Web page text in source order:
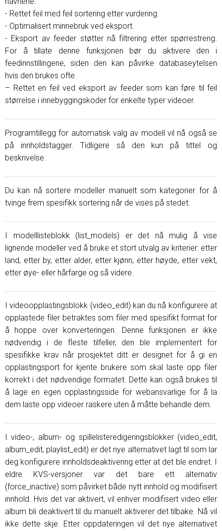
- Rettet feil med feil sortering etter vurdering.
- Optimalisert minnebruk ved eksport.
- Eksport av feeder støtter nå filtrering etter spørrestreng.
For å tillate denne funksjonen bør du aktivere den i
feedinnstillingene, siden den kan påvirke databaseytelsen
hvis den brukes ofte.
– Rettet en feil ved eksport av feeder som kan føre til feil
størrelse i innebyggingskoder for enkelte typer videoer.
Programtillegg for automatisk valg av modell vil nå også se
på innholdstagger. Tidligere så den kun på tittel og
beskrivelse.
Du kan nå sortere modeller manuelt som kategorier for å
tvinge frem spesifikk sortering når de vises på stedet.
I modelllisteblokk (list_models) er det nå mulig å vise
lignende modeller ved å bruke et stort utvalg av kriterier: etter
land, etter by, etter alder, etter kjønn, etter høyde, etter vekt,
etter øye- eller hårfarge og så videre.
I videoopplastingsblokk (video_edit) kan du nå konfigurere at
opplastede filer betraktes som filer med spesifikt format for
å hoppe over konverteringen. Denne funksjonen er ikke
nødvendig i de fleste tilfeller, den ble implementert for
spesifikke krav når prosjektet ditt er designet for å gi en
opplastingsport for kjente brukere som skal laste opp filer
korrekt i det nødvendige formatet. Dette kan også brukes til
å lage en egen opplastingsside for webansvarlige for å la
dem laste opp videoer raskere uten å måtte behandle dem.
I video-, album- og spillelisteredigeringsblokker (video_edit,
album_edit, playlist_edit) er det nye alternativet lagt til som lar
deg konfigurere innholdsdeaktivering etter at det ble endret. I
eldre KVS-versjoner var det bare ett alternativ
(force_inactive) som påvirket både nytt innhold og modifisert
innhold. Hvis det var aktivert, vil enhver modifisert video eller
album bli deaktivert til du manuelt aktiverer det tilbake. Nå vil
ikke dette skje. Etter oppdateringen vil det nye alternativet